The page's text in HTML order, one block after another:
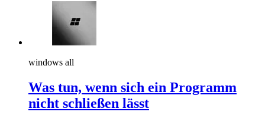
windows all
Was tun, wenn sich ein Programm
nicht schließen lässt